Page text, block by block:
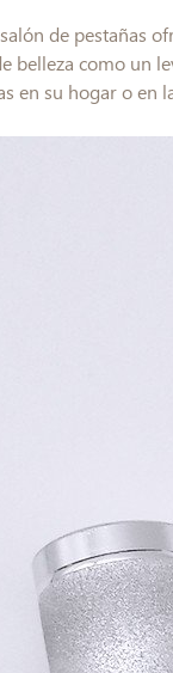
de pestañas
belleza como un
en su hogar o en